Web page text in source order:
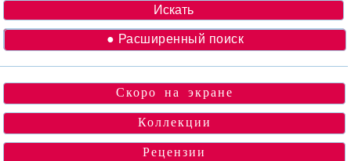
● Расширенный поиск
Скоро на экране
Коллекции
Рецензии